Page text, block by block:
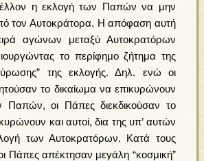
η εκλογή των Παπών να μην
τον Αυτοκράτορα. Η απόφαση αυτή
αγώνων μεταξύ Αυτοκρατόρων
το περίφημο ζήτημα της
της εκλογής. Δηλ. ενώ οι
το δικαίωμα να επικυρώνουν
Παπών, οι Πάπες διεκδικούσαν το
και αυτοί, δια της υπ’ αυτών
των Αυτοκρατόρων. Κατά τους
Πάπες απέκτησαν μεγάλη “κοσμική”